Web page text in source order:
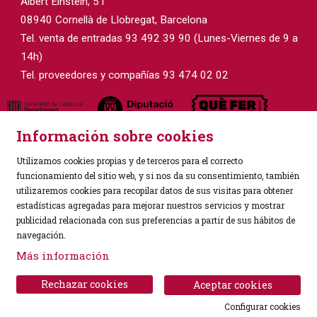
08940 Cornellà de Llobregat, Barcelona
Tel. venta de entradas 93 492 39 90 (Lunes-Viernes de 9 a
14h)
Tel. proveedores y compañías 93 474 02 02
Sitemap | Aviso Legal | Política de Privacidad
|
Uso de Cookies
Contactar
Información sobre cookies
Utilizamos cookies propias y de terceros para el correcto
funcionamiento del sitio web, y si nos da su consentimiento, también
utilizaremos cookies para recopilar datos de sus visitas para obtener
estadísticas agregadas para mejorar nuestros servicios y mostrar
publicidad relacionada con sus preferencias a partir de sus hábitos de
navegación.
Más información
Aceptar cookies
Rechazar cookies
Configurar cookies